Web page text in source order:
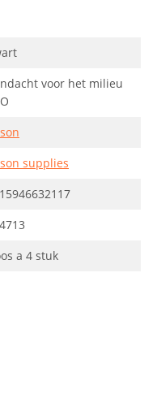
voor het milieu
supplies
a 4 stuk